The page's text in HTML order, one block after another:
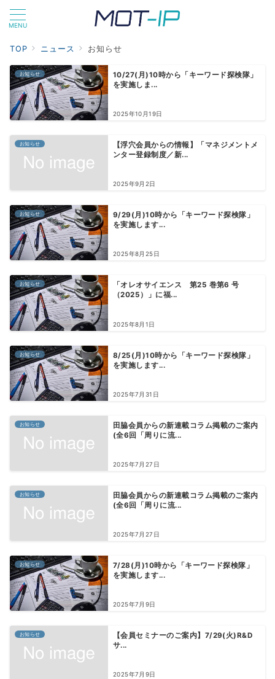
MENU
TOP ニュース お知らせ
お知らせ
10/27(月)10時から「キーワード探検隊」
を実施しま...
2025年10月19日
お知らせ
【浮穴会員からの情報】「マネジメントメ
ンター登録制度／新...
2025年9月2日
お知らせ
9/29(月)10時から「キーワード探検隊」
を実施します...
2025年8月25日
お知らせ
「オレオサイエンス 第25 巻第6 号
（2025）」に福...
2025年8月1日
お知らせ
8/25(月)10時から「キーワード探検隊」
を実施します...
2025年7月31日
お知らせ
田脇会員からの新連載コラム掲載のご案内
(全6回「周りに流...
2025年7月27日
お知らせ
田脇会員からの新連載コラム掲載のご案内
(全6回「周りに流...
2025年7月27日
お知らせ
7/28(月)10時から「キーワード探検隊」
を実施します...
2025年7月9日
お知らせ
【会員セミナーのご案内】7/29(火)R&D
サ...
2025年7月9日